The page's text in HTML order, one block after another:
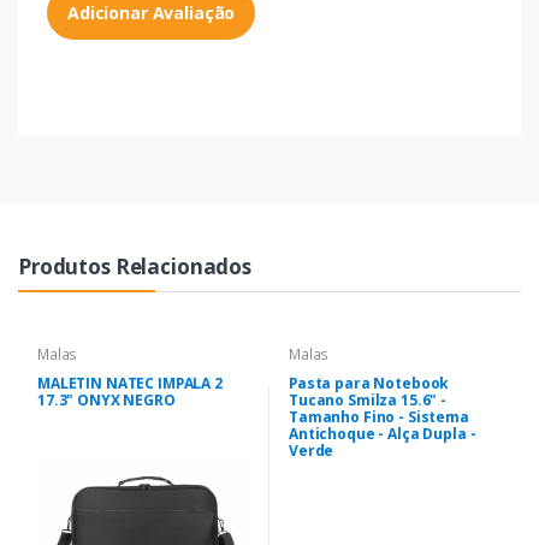
Adicionar Avaliação
Produtos Relacionados
Malas
MALETIN NATEC IMPALA 2
17.3" ONYX NEGRO
Malas
Pasta para Notebook
Tucano Smilza 15.6" -
Tamanho Fino - Sistema
Antichoque - Alça Dupla -
Verde